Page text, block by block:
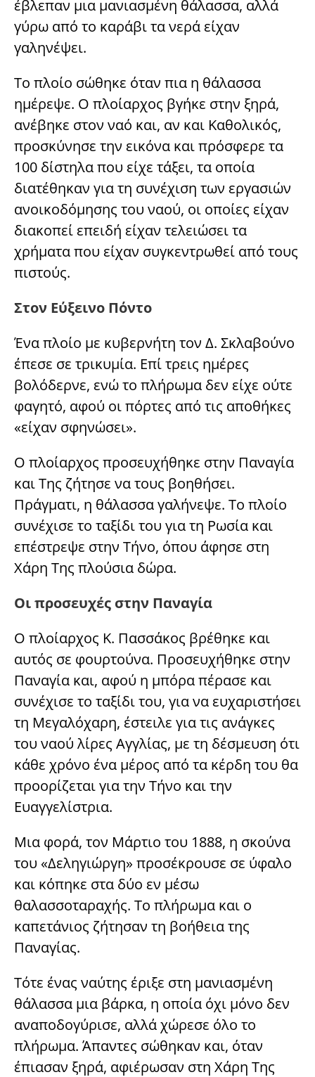
έβλεπαν μια μανιασμένη θάλασσα, αλλά
γύρω από το καράβι τα νερά είχαν
γαληνέψει.
Το πλοίο σώθηκε όταν πια η θάλασσα
ημέρεψε. Ο πλοίαρχος βγήκε στην ξηρά,
ανέβηκε στον ναό και, αν και Καθολικός,
προσκύνησε την εικόνα και πρόσφερε τα
100 δίστηλα που είχε τάξει, τα οποία
διατέθηκαν για τη συνέχιση των εργασιών
ανοικοδόμησης του ναού, οι οποίες είχαν
διακοπεί επειδή είχαν τελειώσει τα
χρήματα που είχαν συγκεντρωθεί από τους
πιστούς.
Στον Εύξεινο Πόντο
Ένα πλοίο με κυβερνήτη τον Δ. Σκλαβούνο
έπεσε σε τρικυμία. Επί τρεις ημέρες
βολόδερνε, ενώ το πλήρωμα δεν είχε ούτε
φαγητό, αφού οι πόρτες από τις αποθήκες
«είχαν σφηνώσει».
Ο πλοίαρχος προσευχήθηκε στην Παναγία
και Της ζήτησε να τους βοηθήσει.
Πράγματι, η θάλασσα γαλήνεψε. Το πλοίο
συνέχισε το ταξίδι του για τη Ρωσία και
επέστρεψε στην Τήνο, όπου άφησε στη
Χάρη Της πλούσια δώρα.
Οι προσευχές στην Παναγία
Ο πλοίαρχος Κ. Πασσάκος βρέθηκε και
αυτός σε φουρτούνα. Προσευχήθηκε στην
Παναγία και, αφού η μπόρα πέρασε και
συνέχισε το ταξίδι του, για να ευχαριστήσει
τη Μεγαλόχαρη, έστειλε για τις ανάγκες
του ναού λίρες Αγγλίας, με τη δέσμευση ότι
κάθε χρόνο ένα μέρος από τα κέρδη του θα
προορίζεται για την Τήνο και την
Ευαγγελίστρια.
Μια φορά, τον Μάρτιο του 1888, η σκούνα
του «Δεληγιώργη» προσέκρουσε σε ύφαλο
και κόπηκε στα δύο εν μέσω
θαλασσοταραχής. Το πλήρωμα και ο
καπετάνιος ζήτησαν τη βοήθεια της
Παναγίας.
Τότε ένας ναύτης έριξε στη μανιασμένη
θάλασσα μια βάρκα, η οποία όχι μόνο δεν
αναποδογύρισε, αλλά χώρεσε όλο το
πλήρωμα. Άπαντες σώθηκαν και, όταν
έπιασαν ξηρά, αφιέρωσαν στη Χάρη Της